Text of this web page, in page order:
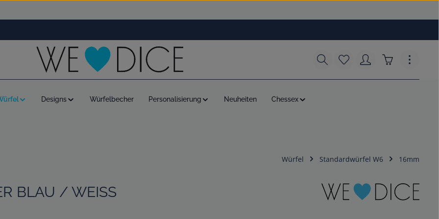
Du hast 0 Produkte auf
Warenkorb
Designs Würfelbecher Personalisierung Neuheiten Chessex
Würfel Standardwürfel W6 16mm
BLAU / WEISS